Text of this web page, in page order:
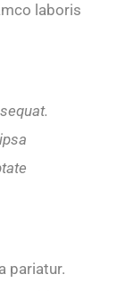
laboris
pariatur.